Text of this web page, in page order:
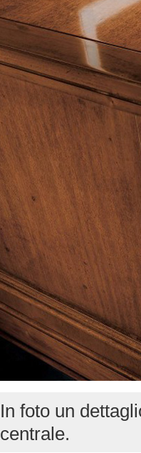
In foto un
centrale.